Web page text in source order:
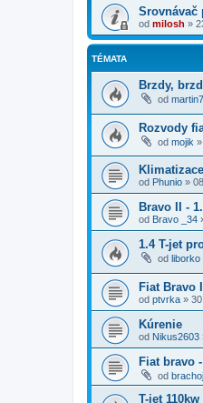
Srovnávač
od milosh »
TÉMATA
Brzdy,
od
Rozvody
od mojik »
od Phunio »
Bravo II -
od Bravo _34
1.4 T-jet
od liborko
Fiat Bravo
od ptvrka »
Kúrenie
od Nikus2603
Fiat bravo
od brachoj
T-jet